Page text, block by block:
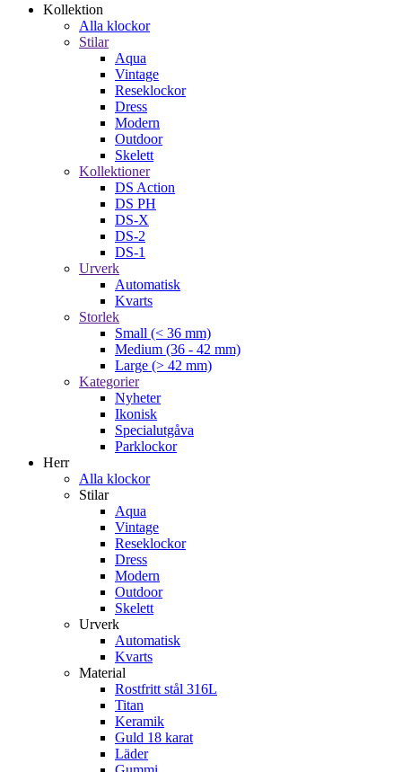
Kollektion
Alla klockor
Stilar
Aqua
Vintage
Reseklockor
Dress
Modern
Outdoor
Skelett
Kollektioner
DS Action
DS PH
DS-X
DS-2
DS-1
Urverk
Automatisk
Kvarts
Storlek
Small (< 36 mm)
Medium (36 - 42 mm)
Large (> 42 mm)
Kategorier
Nyheter
Ikonisk
Specialutgåva
Parklockor
Herr
Alla klockor
Stilar
Aqua
Vintage
Reseklockor
Dress
Modern
Outdoor
Skelett
Urverk
Automatisk
Kvarts
Material
Rostfritt stål 316L
Titan
Keramik
Guld 18 karat
Läder